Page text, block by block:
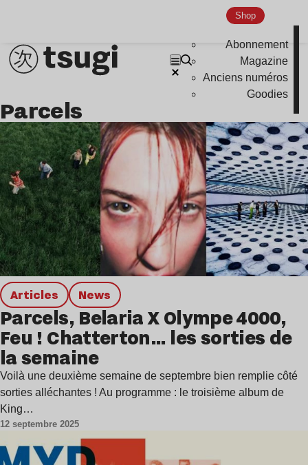
Shop
Abonnement
Magazine
Anciens numéros
Goodies
Parcels
Articles news
Parcels, Belaria X Olympe 4000,
Feu ! Chatterton… les sorties de
la semaine
Voilà une deuxième semaine de septembre bien remplie côté
sorties alléchantes ! Au programme : le troisième album de
King…
12 septembre 2025